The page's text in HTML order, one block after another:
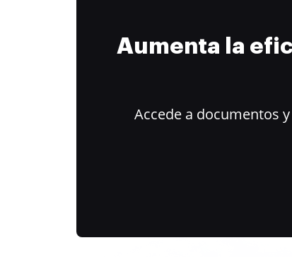
Aumenta la
Accede a documentos